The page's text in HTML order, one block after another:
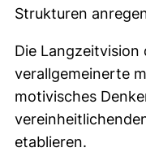
Strukturen
Die Langzeitvision
verallgemeinerte
motivisches
etablieren.